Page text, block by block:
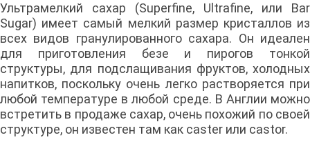
Ультрамелкий сахар (Superfine, Ultrafine, или Bar
Sugar) имеет самый мелкий размер кристаллов из
всех видов гранулированного сахара. Он идеален
для приготовления безе и пирогов тонкой
структуры, для подслащивания фруктов, холодных
напитков, поскольку очень легко растворяется при
любой температуре в любой среде. В Англии можно
встретить в продаже сахар, очень похожий по своей
структуре, он известен там как caster или castor.